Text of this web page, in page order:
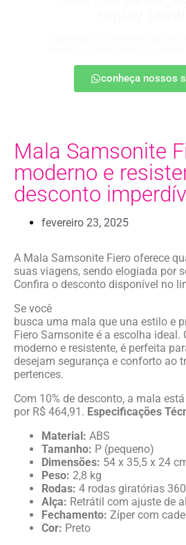
conheça nossos
Mala Samsonite
moderno e
desconto
fevereiro 23, 2025
A Mala Samsonite Fiero oferece
suas viagens, sendo elogiada por
Confira o desconto disponível no
Se você
busca uma mala que una estilo e
Fiero Samsonite é a escolha ideal.
moderno e resistente, é perfeita
desejam segurança e conforto ao
pertences.
Com 10% de desconto, a mala
por R$ 464,91. Especificações
Material: ABS
Tamanho: P (pequeno)
Dimensões: 54 x 35,5 x 24
Peso: 2,8 kg
Rodas: 4 rodas giratórias
Alça: Retrátil com ajuste de
Fechamento: Zíper com
Cor: Preto